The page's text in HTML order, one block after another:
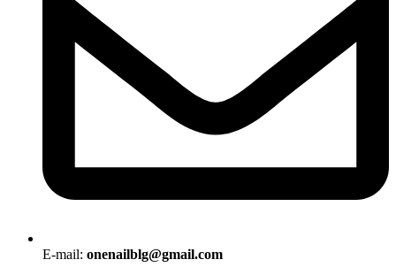
E-mail: onenailblg@gmail.com